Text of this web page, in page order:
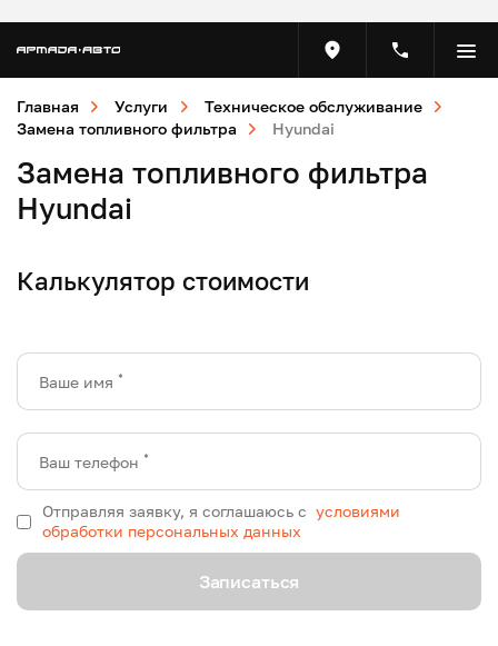
Главная Услуги
Техническое обслуживание
Замена топливного фильтра
Hyundai
Замена топливного фильтра
Hyundai
Калькулятор стоимости
Ваше имя *
Ваш телефон *
Записаться
Отправляя заявку, я соглашаюсь с условиями
обработки персональных данных